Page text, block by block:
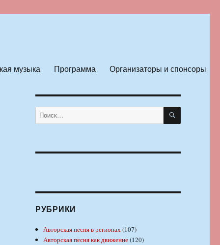
музыка Программа Организаторы и спонсоры
Искать: ПОИСК
РУБРИКИ
Авторская песня в регионах(107)
Авторская песня как движение(120)